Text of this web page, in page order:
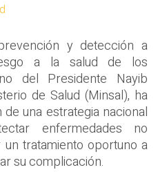
y detección a
a la salud de los
del Presidente Nayib
de Salud (Minsal), ha
una estrategia nacional
enfermedades no
tratamiento oportuno a
su complicación.